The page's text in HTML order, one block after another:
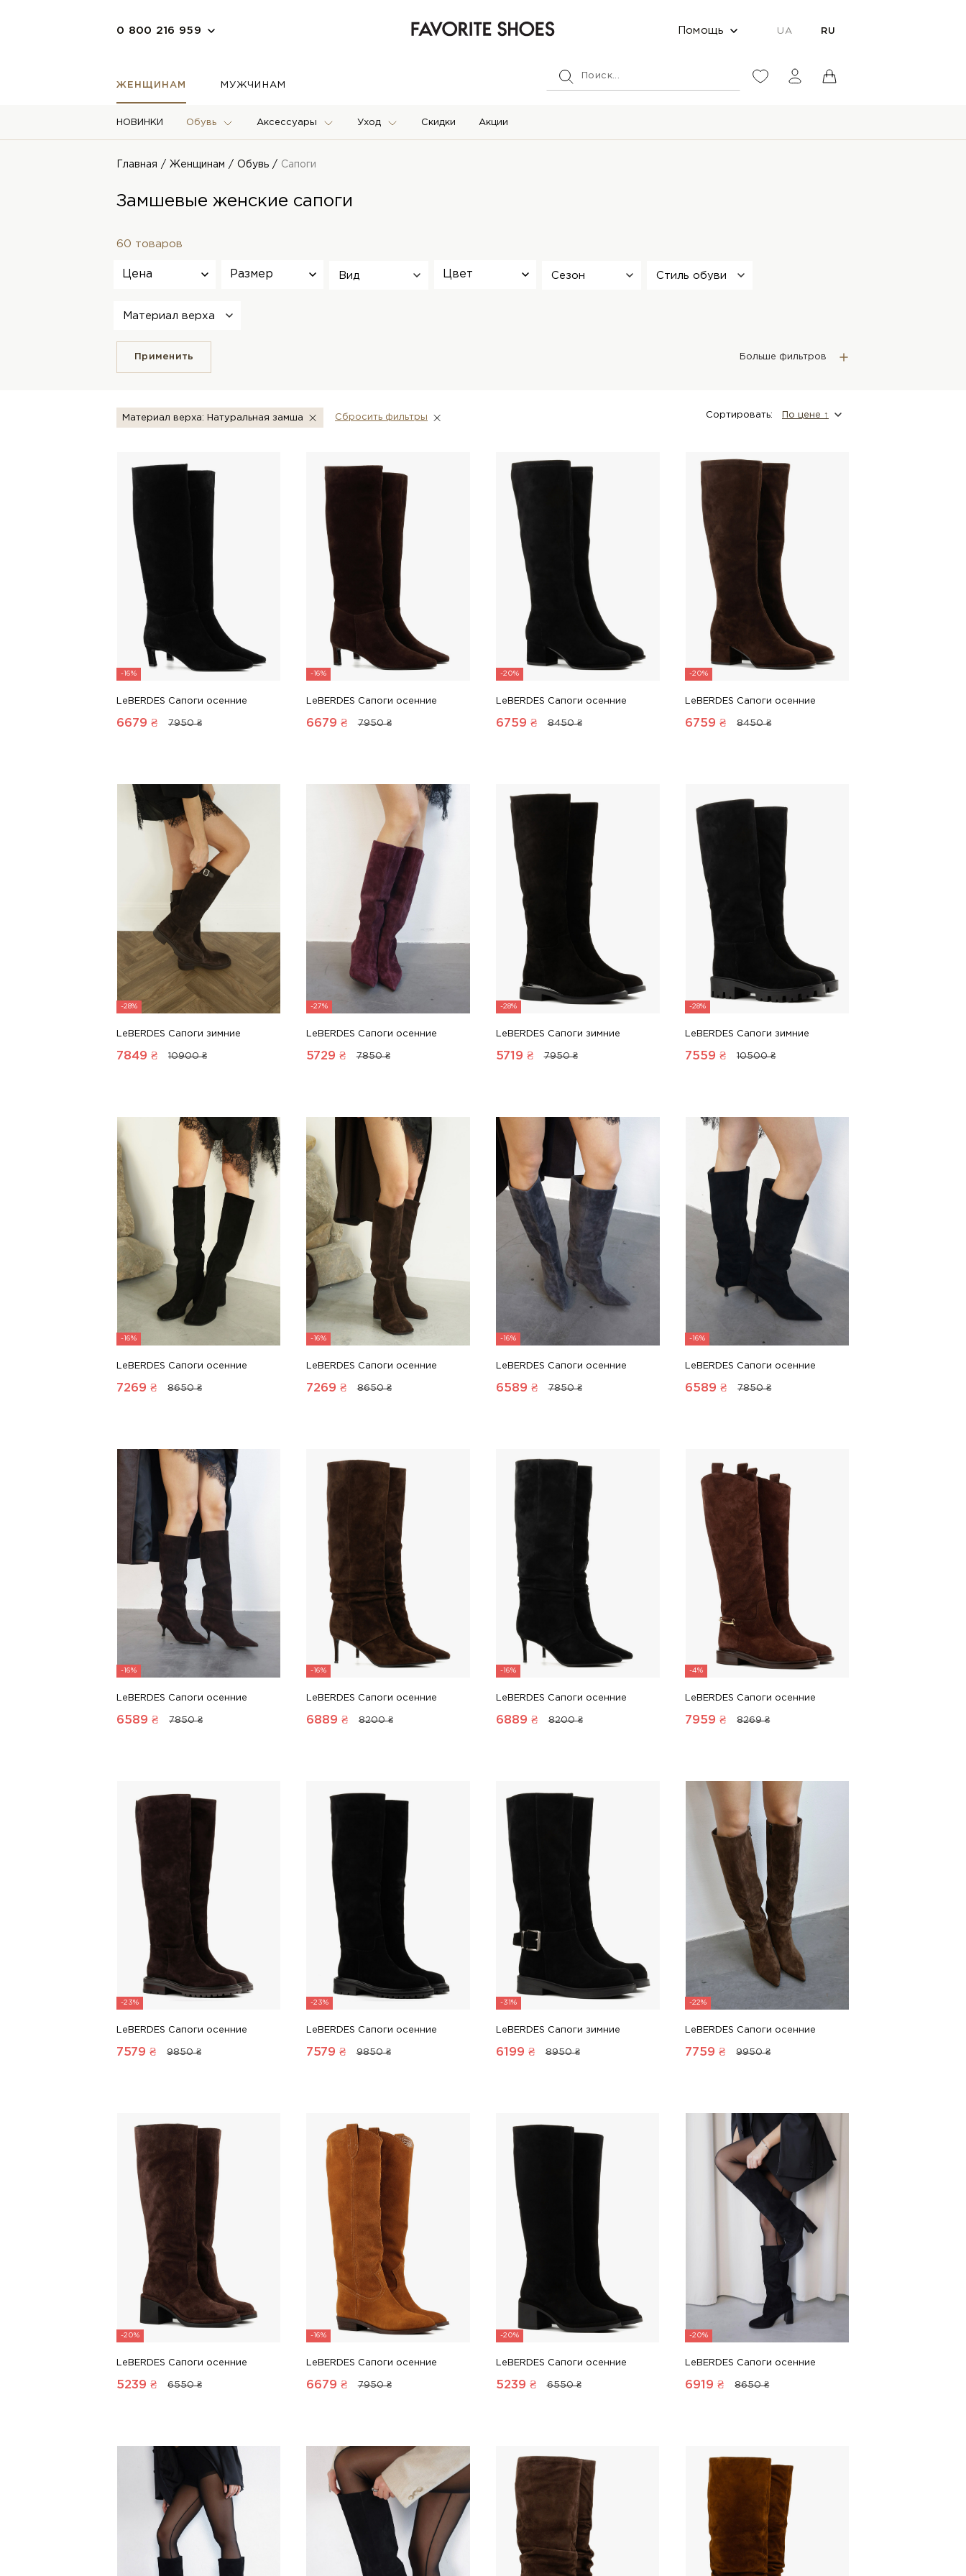
0 800 216 959 Помощь UA RU
ЖЕНЩИНАМ МУЖЧИНАМ
НОВИНКИ Обувь Аксессуары Уход Скидки Акции
Главная Женщинам Обувь Сапоги
Замшевые женские сапоги
60 товаров
Цена Размер Вид Цвет Сезон Стиль обуви
Материал верха
Применить Больше фильтров
Сортировать: По цене ↑
Материал верха: Натуральная замша Сбросить фильтры
-16%
LeBERDES Сапоги осенние
6679 ₴ 7950 ₴
-16%
LeBERDES Сапоги осенние
6679 ₴ 7950 ₴
-20%
LeBERDES Сапоги осенние
6759 ₴ 8450 ₴
-20%
LeBERDES Сапоги осенние
6759 ₴ 8450 ₴
-28%
LeBERDES Сапоги зимние
7849 ₴ 10900 ₴
-27%
LeBERDES Сапоги осенние
5729 ₴ 7850 ₴
-28%
LeBERDES Сапоги зимние
5719 ₴ 7950 ₴
-28%
LeBERDES Сапоги зимние
7559 ₴ 10500 ₴
-16%
LeBERDES Сапоги осенние
7269 ₴ 8650 ₴
-16%
LeBERDES Сапоги осенние
7269 ₴ 8650 ₴
-16%
LeBERDES Сапоги осенние
6589 ₴ 7850 ₴
-16%
LeBERDES Сапоги осенние
6589 ₴ 7850 ₴
-16%
LeBERDES Сапоги осенние
6589 ₴ 7850 ₴
-16%
LeBERDES Сапоги осенние
6889 ₴ 8200 ₴
-16%
LeBERDES Сапоги осенние
6889 ₴ 8200 ₴
-4%
LeBERDES Сапоги осенние
7959 ₴ 8269 ₴
-23%
LeBERDES Сапоги осенние
7579 ₴ 9850 ₴
-23%
LeBERDES Сапоги осенние
7579 ₴ 9850 ₴
-31%
LeBERDES Сапоги зимние
6199 ₴ 8950 ₴
-22%
LeBERDES Сапоги осенние
7759 ₴ 9950 ₴
-20%
LeBERDES Сапоги осенние
5239 ₴ 6550 ₴
-16%
LeBERDES Сапоги осенние
6679 ₴ 7950 ₴
-20%
LeBERDES Сапоги осенние
5239 ₴ 6550 ₴
-20%
LeBERDES Сапоги осенние
6919 ₴ 8650 ₴